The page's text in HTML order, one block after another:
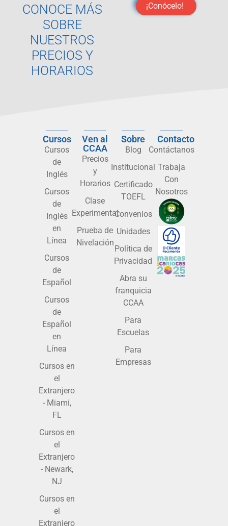
CONOCE MÁS
SOBRE
NUESTROS
PRECIOS Y
HORARIOS
¡Conócelo!
Cursos
Cursos
de
Inglés
Cursos
de
Inglés
en
Línea
Cursos
de
Español
Cursos
de
Español
en
Línea
Cursos en
el
Extranjero
- Miami,
FL
Cursos en
el
Extranjero
- Newark,
NJ
Cursos en
el
Extranjero
Ven al
CCAA
Precios
y
Horarios
Clase
Experimental
Prueba de
Nivelación
Sobre
Blog
Institucional
Certificado
TOEFL
Convenios
Unidades
Política de
Privacidad
Abra su
franquicia
CCAA
Para
Escuelas
Para
Empresas
Contacto
Contáctanos
Trabaja
Con
Nosotros